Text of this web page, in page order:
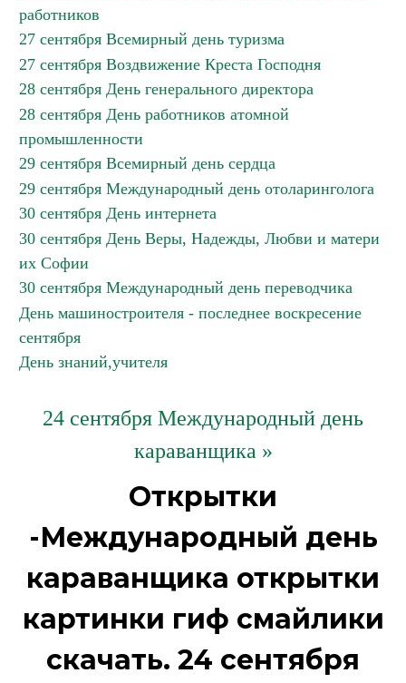
работников
27 сентября Всемирный день туризма
27 сентября Воздвижение Креста Господня
28 сентября День генерального директора
28 сентября День работников атомной
промышленности
29 сентября Всемирный день сердца
29 сентября Международный день отоларинголога
30 сентября День интернета
30 сентября День Веры, Надежды, Любви и матери
их Софии
30 сентября Международный день переводчика
День машиностроителя - последнее воскресение
сентября
День знаний,учителя
24 сентября Международный день
караванщика »
Открытки
-Международный день
караванщика открытки
картинки гиф смайлики
скачать. 24 сентября